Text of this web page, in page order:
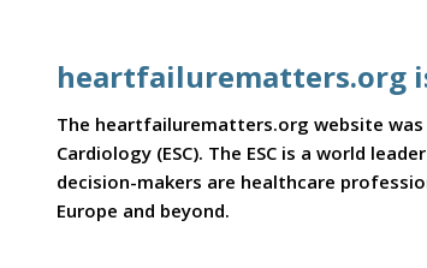
heartfailurematters.org
The heartfailurematters.org website
Cardiology (ESC). The ESC is a world
decision-makers are healthcare
Europe and beyond.